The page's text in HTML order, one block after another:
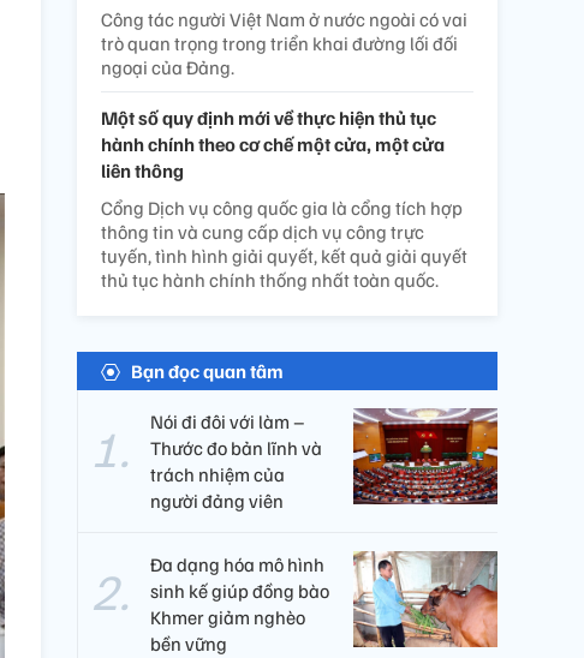
Công tác người Việt Nam ở nước ngoài có vai
trò quan trọng trong triển khai đường lối đối
ngoại của Đảng.
Một số quy định mới về thực hiện thủ tục
hành chính theo cơ chế một cửa, một cửa
liên thông
Cổng Dịch vụ công quốc gia là cổng tích hợp
thông tin và cung cấp dịch vụ công trực
tuyến, tình hình giải quyết, kết quả giải quyết
thủ tục hành chính thống nhất toàn quốc.
Bạn đọc quan tâm
Nói đi đôi với làm –
Thước đo bản lĩnh và
trách nhiệm của
người đảng viên​
Đa dạng hóa mô hình
sinh kế giúp đồng bào
Khmer giảm nghèo
bền vững